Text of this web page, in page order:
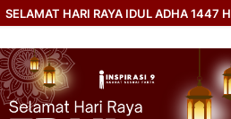
SELAMAT HARI RAYA IDUL ADHA 1447 H